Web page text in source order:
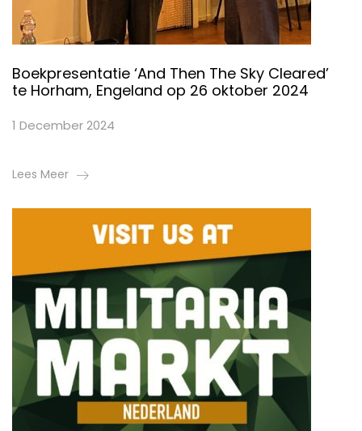
Boekpresentatie ‘And Then The Sky Cleared’
te Horham, Engeland op 26 oktober 2024
1 December 2024
Lees Meer